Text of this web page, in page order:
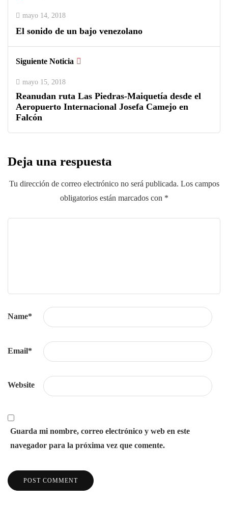
mayo 14, 2018
El sonido de un bajo venezolano
Siguiente Noticia
mayo 15, 2018
Reanudan ruta Las Piedras-Maiquetía desde el
Aeropuerto Internacional Josefa Camejo en
Falcón
Deja una respuesta
Tu dirección de correo electrónico no será publicada. Los campos
obligatorios están marcados con *
Name*
Email*
Website
Guarda mi nombre, correo electrónico y web en este
navegador para la próxima vez que comente.